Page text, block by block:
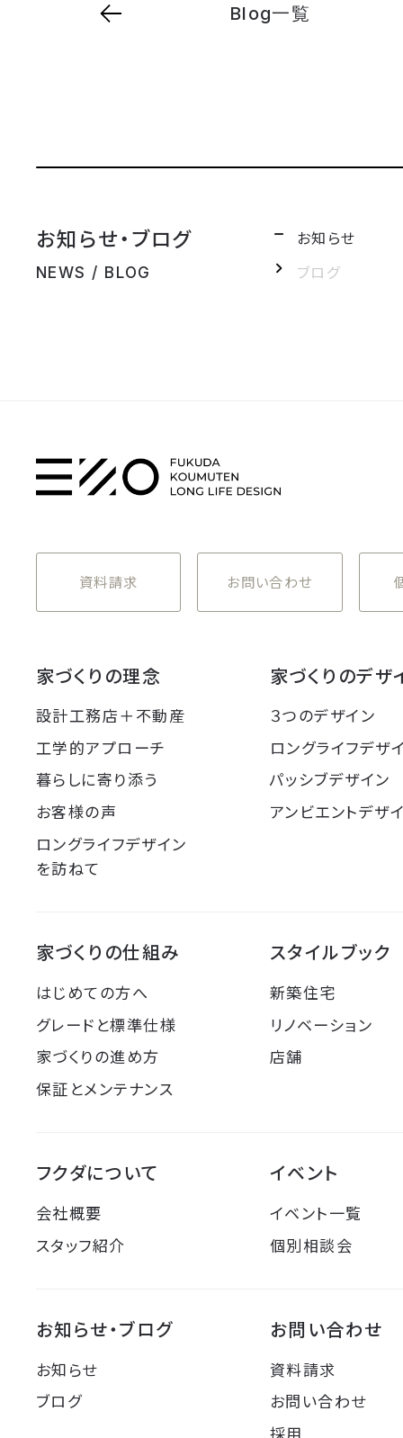
Blog一覧
お知らせ・ブログ
NEWS / BLOG
お知らせ
ブログ
資料請求 お問い合わせ
家づくりの理念
設計工務店＋不動産
工学的アプローチ
暮らしに寄り添う
お客様の声
ロングライフデザイン
を訪ねて
家づくりのデザ
３つのデザイン
ロングライフデザ
パッシブデザイン
アンビエントデザ
家づくりの仕組み
はじめての方へ
グレードと標準仕様
家づくりの進め方
保証とメンテナンス
スタイルブック
新築住宅
リノベーション
店舗
フクダについて
会社概要
スタッフ紹介
イベント
イベント一覧
個別相談会
お知らせ・ブログ
お知らせ
ブログ
お問い合わせ
資料請求
お問い合わせ
採用